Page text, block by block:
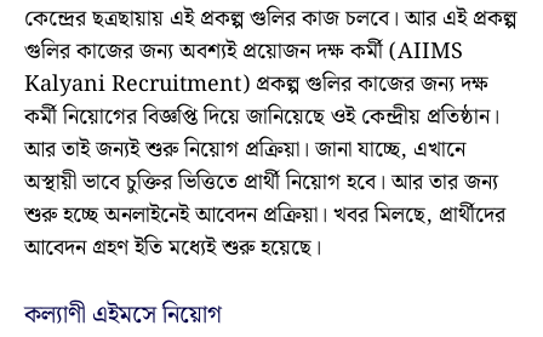
কেন্দ্রের ছত্রছায়ায় এই প্রকল্প গুলির কাজ চলবে। আর এই প্রকল্প
গুলির কাজের জন্য অবশ্যই প্রয়োজন দক্ষ কর্মী (AIIMS
Kalyani Recruitment) প্রকল্প গুলির কাজের জন্য দক্ষ
কর্মী নিয়োগের বিজ্ঞপ্তি দিয়ে জানিয়েছে ওই কেন্দ্রীয় প্রতিষ্ঠান।
আর তাই জন্যই শুরু নিয়োগ প্রক্রিয়া। জানা যাচ্ছে, এখানে
অস্থায়ী ভাবে চুক্তির ভিত্তিতে প্রার্থী নিয়োগ হবে। আর তার জন্য
শুরু হচ্ছে অনলাইনেই আবেদন প্রক্রিয়া। খবর মিলছে, প্রার্থীদের
আবেদন গ্রহণ ইতি মধ্যেই শুরু হয়েছে।
কল্যাণী এইমসে নিয়োগ